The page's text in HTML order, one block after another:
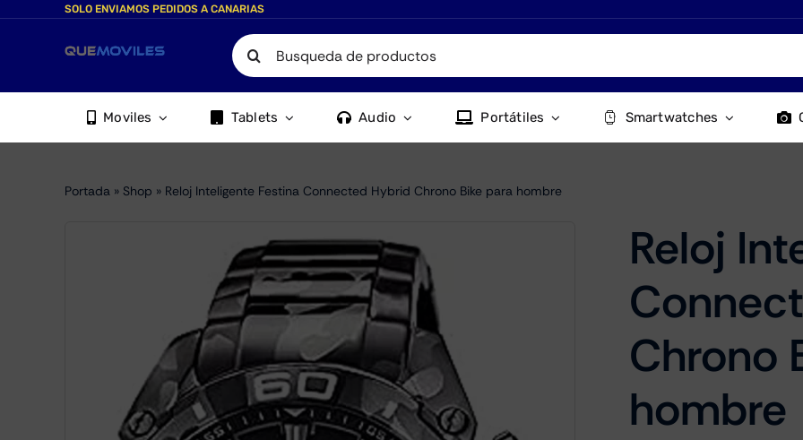
SOLO ENVIAMOS PEDIDOS A CANARIAS
Search
for:
Moviles Tablets Audio Portátiles Smartwatches
Portada » Shop » Reloj Inteligente Festina Connected Hybrid Chrono Bike para hombre
Reloj
Chrono
hombre